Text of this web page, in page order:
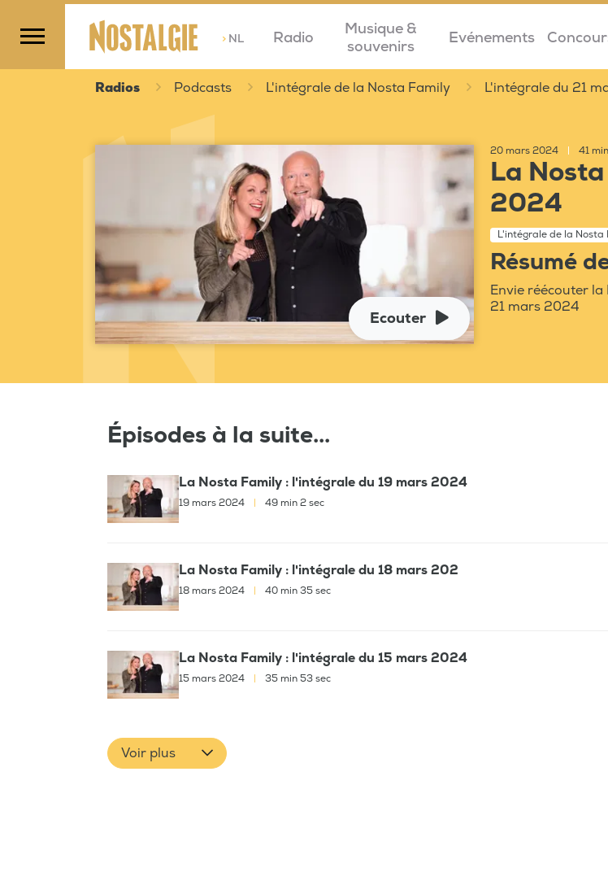
>NL Radio
Musique &
souvenirs
Evénements
Radios Podcasts L'intégrale de la Nosta Family L'intégrale du 21
Ecouter
20 mars 2024 41
La
2024
L'intégrale de la Nosta
Résumé
Envie réécouter
21 mars 2024
Épisodes à la suite...
La Nosta Family : l'intégrale du 19 mars 2024
19 mars 2024 | 49 min 2 sec
La Nosta Family : l'intégrale du 18 mars 202
18 mars 2024 | 40 min 35 sec
La Nosta Family : l'intégrale du 15 mars 2024
15 mars 2024 | 35 min 53 sec
Voir plus